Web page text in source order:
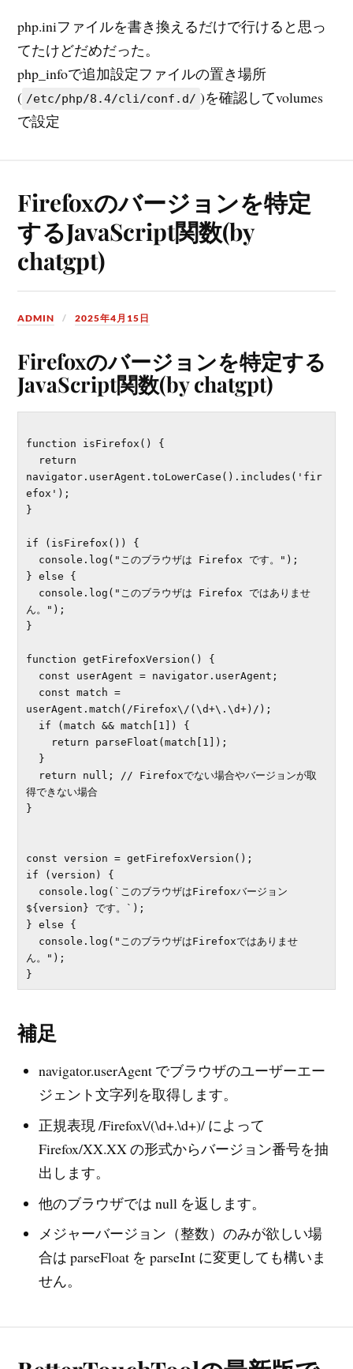
php.iniファイルを書き換えるだけで行けると思っ
てたけどだめだった。
php_infoで追加設定ファイルの置き場所
( /etc/php/8.4/cli/conf.d/ )を確認してvolumes
で設定
Firefoxのバージョンを特定
するJavaScript関数(by
chatgpt)
ADMIN 2025年4月15日
Firefoxのバージョンを特定する
JavaScript関数(by chatgpt)
function isFirefox() {
navigator.userAgent.toLowerCase().includes('fir
efox');
}
if (isFirefox()) {
} else {
ん。");
}
function getFirefoxVersion() {
userAgent.match(/Firefox\/(\d+\.\d+)/);
得できない場合
}
const version = getFirefoxVersion();
if (version) {
${version} です。`);
} else {
ん。");
補足
navigator.userAgent でブラウザのユーザーエー
ジェント文字列を取得します。
正規表現 /Firefox\/(\d+.\d+)/ によって
Firefox/XX.XX の形式からバージョン番号を抽
出します。
他のブラウザでは null を返します。
メジャーバージョン（整数）のみが欲しい場
合は parseFloat を parseInt に変更しても構いま
せん。